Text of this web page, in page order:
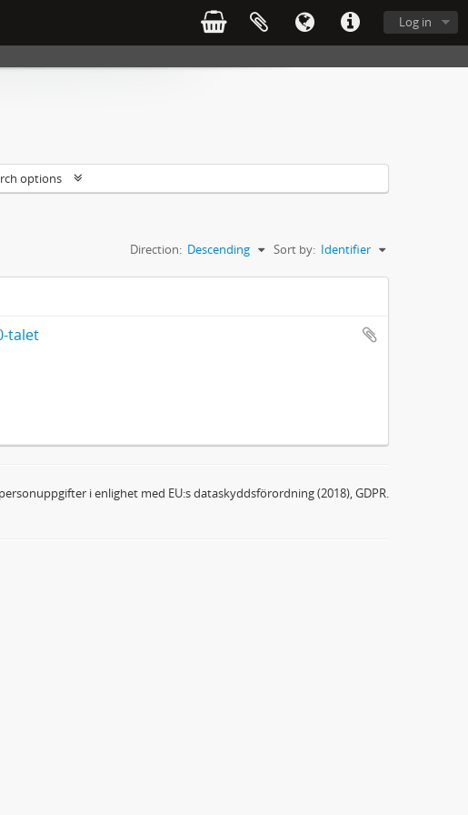
Log in
options
Sort by: Identifier
Direction: Descending
talet
i enlighet med EU:s dataskyddsförordning (2018), GDPR.